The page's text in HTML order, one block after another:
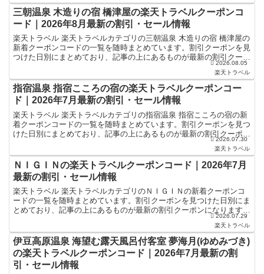
三朝温泉 木造りの宿 橋津屋の楽天トラベルクーポンコ
ード｜2026年8月最新の割引・セール情報
楽天トラベル 楽天トラベルカテゴリの三朝温泉 木造りの宿 橋津屋の
新着クーポンコードの一覧を随時まとめています。割引クーポンを見
つけた日別にまとめており、記事の上にあるものが最新の割引クーポ
ンになります。ホテル・旅館宿泊の予約などで使えるク...
2026.08.05
楽天トラベル
指宿温泉 指宿こころの宿の楽天トラベルクーポンコー
ド｜2026年7月最新の割引・セール情報
楽天トラベル 楽天トラベルカテゴリの指宿温泉 指宿こころの宿の新
着クーポンコードの一覧を随時まとめています。割引クーポンを見つ
けた日別にまとめており、記事の上にあるものが最新の割引クーポン
になります。ホテル・旅館宿泊の予約などで使えるクーポ...2026.07.30
楽天トラベル
ＮＩＧＩＮの楽天トラベルクーポンコード｜2026年7月
最新の割引・セール情報
楽天トラベル 楽天トラベルカテゴリのＮＩＧＩＮの新着クーポンコ
ードの一覧を随時まとめています。割引クーポンを見つけた日別にま
とめており、記事の上にあるものが最新の割引クーポンになります。
ホテル・旅館宿泊の予約などで使えるクーポンやセール・キ...2026.07.29
楽天トラベル
伊豆高原温泉 海望む露天風呂付客室 夢海月(ゆめみづき)
の楽天トラベルクーポンコード｜2026年7月最新の割
引・セール情報